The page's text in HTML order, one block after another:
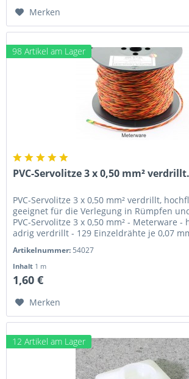
Merken
98 Artikel am Lager
PVC-Servolitze 3 x 0,50 mm²
PVC-Servolitze 3 x 0,50 mm² verdrillt,
geeignet für die Verlegung in Rümpfen
PVC-Servolitze 3 x 0,50 mm² - Meterware -
adrig verdrillt - 129 Einzeldrähte je 0,07
Artikelnummer: 54027
Inhalt 1 m
1,60 €
Merken
12 Artikel am Lager